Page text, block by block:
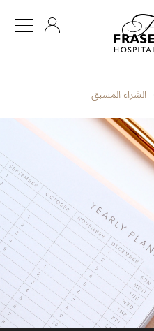
الشراء المسبق